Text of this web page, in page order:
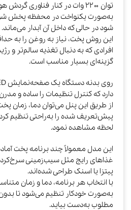
توان ۲۲۰۰ وات در کنار فناوری
به‌صورت یکنواخت در محفظه پخش
شود در حالی که داخل آن آبدار می‌ماند.
این روش پخت، نیاز به روغن را به
افرادی که به دنبال تغذیه سالم‌تر و
گزینه‌ای بسیار مناسب است.
دارد که کنترل تنظیمات را ساده و
از طریق این پنل می‌توان دما، زمان
پیش‌تعریف شده را به‌راحتی تنظیم
لحظه مشاهده نمود.
غذاهای رایج مثل سیب‌زمینی
پیتزا یا اسنک طراحی شده‌اند.
با انتخاب هر برنامه، دما و زمان
به‌صورت خودکار تنظیم می‌شود تا
مطلوب به‌دست بیاید.